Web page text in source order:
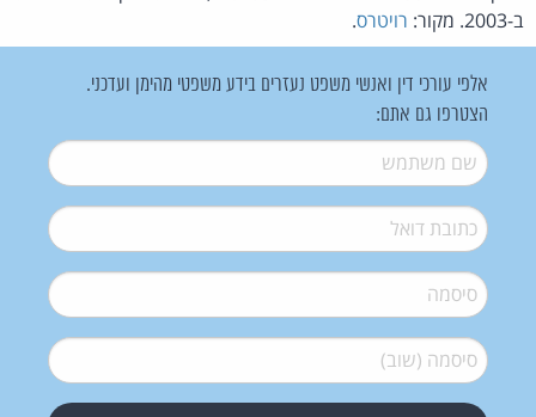
ב-2003. מקור:
רויטרס.
אלפי עורכי דין ואנשי משפט נעזרים בידע משפטי מהימן ועדכני.
הצטרפו גם אתם:
שם משתמש*
דואל*
סיסמה*
סיסמה (שוב)*